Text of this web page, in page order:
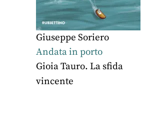
Giuseppe Soriero
Andata in porto
Gioia Tauro. La sfida
vincente